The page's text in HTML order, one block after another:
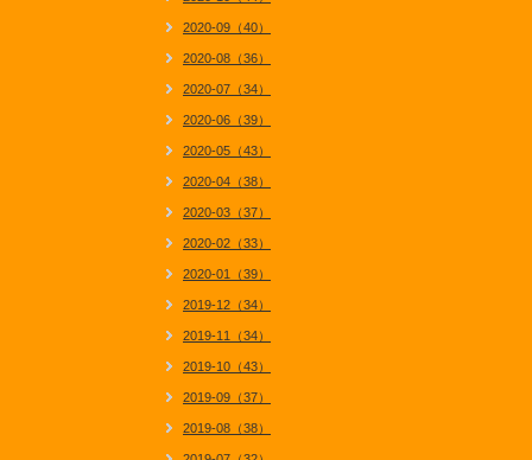
2020-09（40）
2020-08（36）
2020-07（34）
2020-06（39）
2020-05（43）
2020-04（38）
2020-03（37）
2020-02（33）
2020-01（39）
2019-12（34）
2019-11（34）
2019-10（43）
2019-09（37）
2019-08（38）